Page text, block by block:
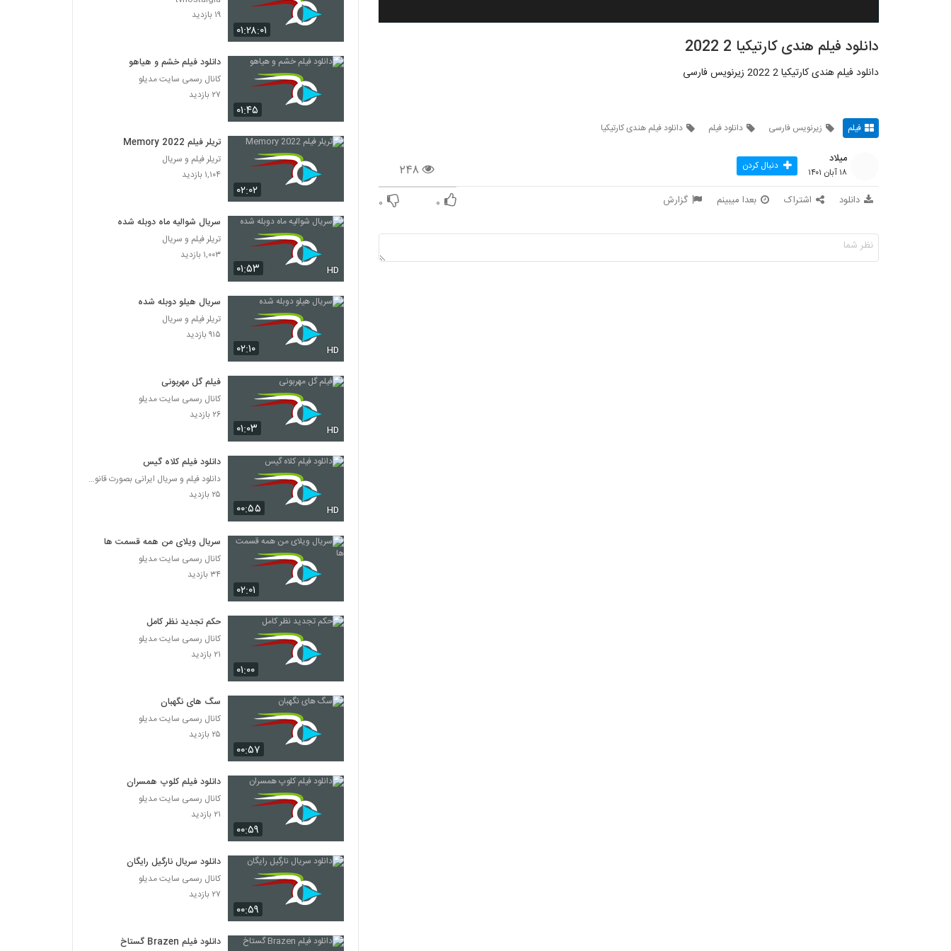
دانلود فیلم هندی کارتیکیا 2 2022
دانلود فیلم هندی کارتیکیا 2 2022 زیرنویس فارسی
فیلم زیرنویس فارسی دانلود فیلم دانلود فیلم هندی کارتیکیا
۲۴۸
میلاد
۱۸ آبان ۱۴۰۱ دنبال کردن
دانلود اشتراک بعدا میبینم گزارش ۰ ۰
۰۱:۲۸:۰۱
۱۹ بازدید
۰۱:۴۵
دانلود فیلم خشم و هیاهو
کانال رسمی سایت مدیلو
۲۷ بازدید
۰۲:۰۲
تریلر فیلم Memory 2022
تریلر فیلم و سریال
۱,۱۰۴ بازدید
۰۱:۵۳ HD
سریال شوالیه ماه دوبله شده
تریلر فیلم و سریال
۱,۰۰۳ بازدید
۰۲:۱۰ HD
سریال هیلو دوبله شده
تریلر فیلم و سریال
۹۱۵ بازدید
۰۱:۰۳ HD
فیلم گل مهربونی
کانال رسمی سایت مدیلو
۲۶ بازدید
۰۰:۵۵ HD
دانلود فیلم کلاه گیس
دانلود فیلم و سریال ایرانی بصورت قانونی
۲۵ بازدید
۰۲:۰۱
سریال ویلای من همه قسمت ها
کانال رسمی سایت مدیلو
۳۴ بازدید
۰۱:۰۰
حکم تجدید نظر کامل
کانال رسمی سایت مدیلو
۲۱ بازدید
۰۰:۵۷
سگ های نگهبان
کانال رسمی سایت مدیلو
۲۵ بازدید
۰۰:۵۹
دانلود فیلم کلوپ همسران
کانال رسمی سایت مدیلو
۲۱ بازدید
۰۰:۵۹
دانلود سریال نارگیل رایگان
کانال رسمی سایت مدیلو
۲۷ بازدید
دانلود فیلم Brazen گستاخ